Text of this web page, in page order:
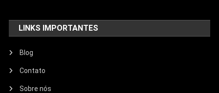
LINKS IMPORTANTES
Blog
Contato
Sobre nós